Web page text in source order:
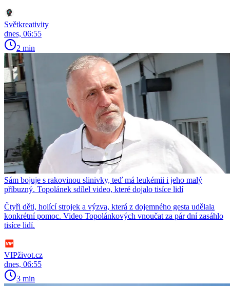
Světkreativity
dnes, 06:55
2 min
Sám bojuje s rakovinou slinivky, teď má leukémii i jeho malý
příbuzný. Topolánek sdílel video, které dojalo tisíce lidí
Čtyři děti, holící strojek a výzva, která z dojemného gesta udělala
konkrétní pomoc. Video Topolánkových vnoučat za pár dní zasáhlo
tisíce lidí.
VIPživot.cz
dnes, 06:55
3 min